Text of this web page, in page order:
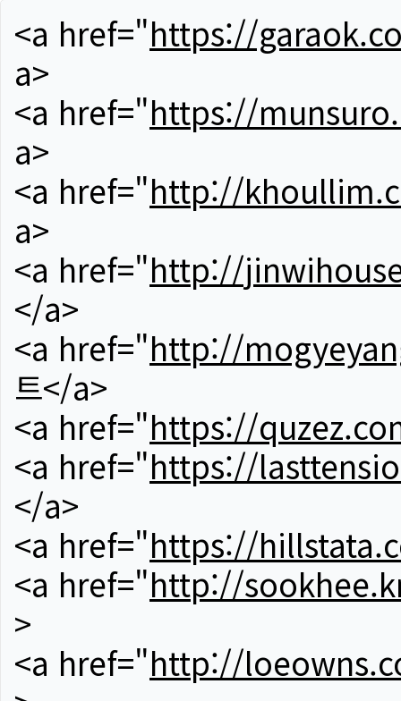
<a href="https://
a>
<a href="https://
a>
<a href="http://
a>
<a href="http://
</a>
<a href="http://
트</a>
<a href="https://
<a href="https://
</a>
<a href="https://
<a href="http://
>
<a href="http://